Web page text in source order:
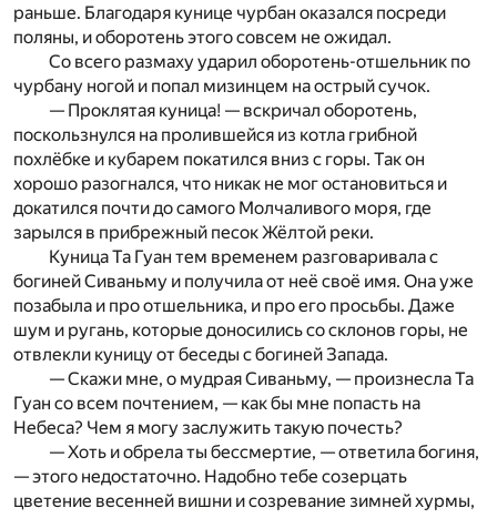
раньше. Благодаря кунице чурбан оказался посреди
поляны, и оборотень этого совсем не ожидал.
Со всего размаху ударил оборотень-отшельник по
чурбану ногой и попал мизинцем на острый сучок.
— Проклятая куница! — вскричал оборотень,
поскользнулся на пролившейся из котла грибной
похлёбке и кубарем покатился вниз с горы. Так он
хорошо разогнался, что никак не мог остановиться и
докатился почти до самого Молчаливого моря, где
зарылся в прибрежный песок Жёлтой реки.
Куница Та Гуан тем временем разговаривала с
богиней Сиваньму и получила от неё своё имя. Она уже
позабыла и про отшельника, и про его просьбы. Даже
шум и ругань, которые доносились со склонов горы, не
отвлекли куницу от беседы с богиней Запада.
— Скажи мне, о мудрая Сиваньму, — произнесла Та
Гуан со всем почтением, — как бы мне попасть на
Небеса? Чем я могу заслужить такую почесть?
— Хоть и обрела ты бессмертие, — ответила богиня,
— этого недостаточно. Надобно тебе созерцать
цветение весенней вишни и созревание зимней хурмы,